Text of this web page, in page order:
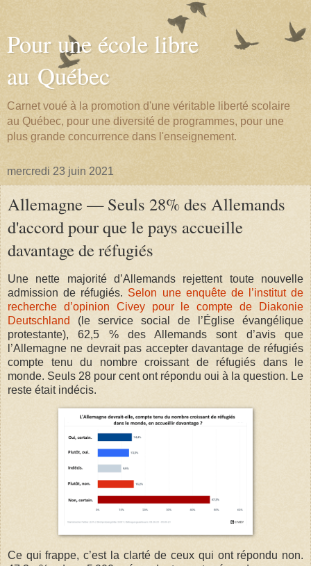
Pour une école libre
au Québec
Carnet voué à la promotion d'une véritable liberté scolaire
au Québec, pour une diversité de programmes, pour une
plus grande concurrence dans l'enseignement.
mercredi 23 juin 2021
Allemagne — Seuls 28% des Allemands
d'accord pour que le pays accueille
davantage de réfugiés
Une nette majorité d’Allemands rejettent toute nouvelle
admission de réfugiés. Selon une enquête de l’institut de
recherche d’opinion Civey pour le compte de Diakonie
Deutschland (le service social de l’Église évangélique
protestante), 62,5 % des Allemands sont d’avis que
l’Allemagne ne devrait pas accepter davantage de réfugiés
compte tenu du nombre croissant de réfugiés dans le
monde. Seuls 28 pour cent ont répondu oui à la question. Le
reste était indécis.
Ce qui frappe, c’est la clarté de ceux qui ont répondu non.